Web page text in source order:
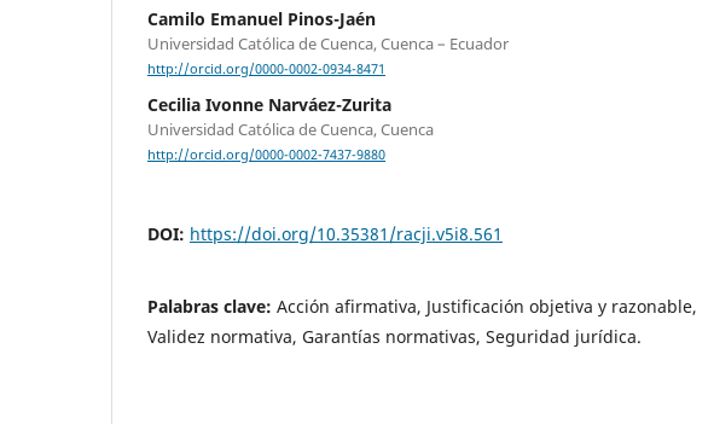
Camilo Emanuel Pinos-Jaén
Universidad Católica de Cuenca, Cuenca – Ecuador
http://orcid.org/0000-0002-0934-8471
Cecilia Ivonne Narváez-Zurita
Universidad Católica de Cuenca, Cuenca
http://orcid.org/0000-0002-7437-9880
DOI: https://doi.org/10.35381/racji.v5i8.561
Palabras clave: Acción afirmativa, Justificación objetiva y razonable,
Validez normativa, Garantías normativas, Seguridad jurídica.